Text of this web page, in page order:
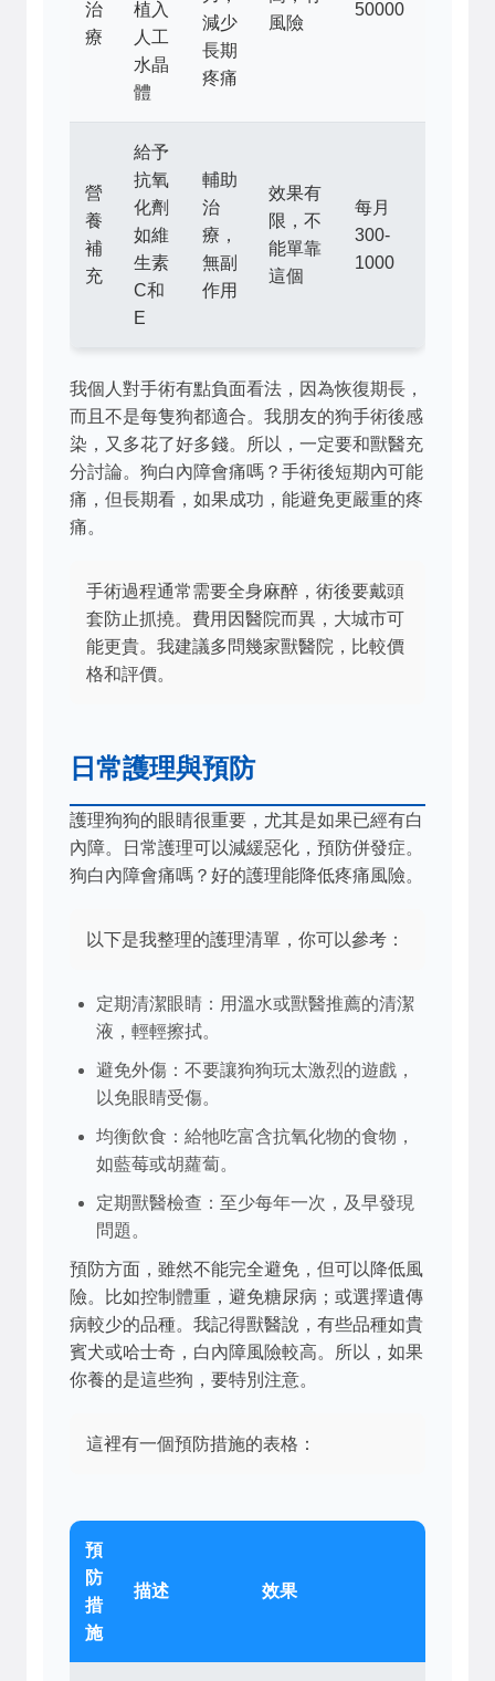
治
療
植入
人工
水晶
體
減少
長期
疼痛
風險
50000
營
養
補
充
給予
抗氧
化劑
如維
生素
C和
E
輔助
治
療，
無副
作用
效果有
限，不
能單靠
這個
每月
300-
1000
我個人對手術有點負面看法，因為恢復期長，
而且不是每隻狗都適合。我朋友的狗手術後感
染，又多花了好多錢。所以，一定要和獸醫充
分討論。狗白內障會痛嗎？手術後短期內可能
痛，但長期看，如果成功，能避免更嚴重的疼
痛。
手術過程通常需要全身麻醉，術後要戴頭
套防止抓撓。費用因醫院而異，大城市可
能更貴。我建議多問幾家獸醫院，比較價
格和評價。
日常護理與預防
護理狗狗的眼睛很重要，尤其是如果已經有白
內障。日常護理可以減緩惡化，預防併發症。
狗白內障會痛嗎？好的護理能降低疼痛風險。
以下是我整理的護理清單，你可以參考：
定期清潔眼睛：用溫水或獸醫推薦的清潔
液，輕輕擦拭。
避免外傷：不要讓狗狗玩太激烈的遊戲，
以免眼睛受傷。
均衡飲食：給牠吃富含抗氧化物的食物，
如藍莓或胡蘿蔔。
定期獸醫檢查：至少每年一次，及早發現
問題。
預防方面，雖然不能完全避免，但可以降低風
險。比如控制體重，避免糖尿病；或選擇遺傳
病較少的品種。我記得獸醫說，有些品種如貴
賓犬或哈士奇，白內障風險較高。所以，如果
你養的是這些狗，要特別注意。
這裡有一個預防措施的表格：
預
防
措
施
描述 效果